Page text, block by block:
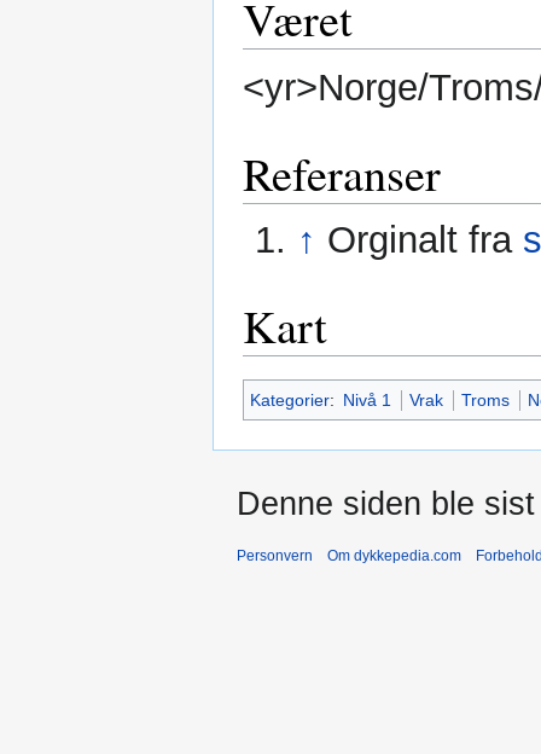
Været
<yr>Norge/
Referanser
↑ Orginalt fra
Kart
Kategorier: Nivå 1 Vrak Troms
Denne siden ble
Personvern Om dykkepedia.com